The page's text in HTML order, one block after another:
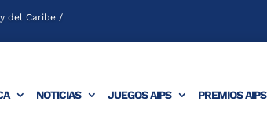
del Caribe /
NOTICIAS JUEGOS AIPS PREMIOS AIPS